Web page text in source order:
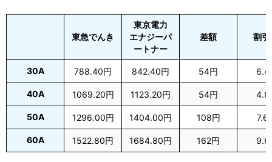
東急でんき
東京電力
エナジーパ
ートナー
差額 割引
30A 788.40円 842.40円 54円
40A 1069.20円 1123.20円 54円
50A 1296.00円 1404.00円 108円
60A 1522.80円 1684.80円 162円